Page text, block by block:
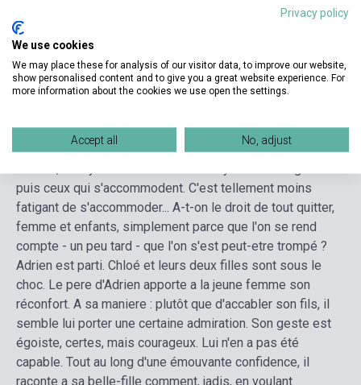
Detailed description Related links Reviews
On biaise, on s'arrange, on a notre petite lâcheté dans les
pattes comme un animal familier. On la caresse, on la
puis ceux qui s'accommodent. C'est tellement moins
fatigant de s'accommoder... A-t-on le droit de tout quitter,
femme et enfants, simplement parce que l'on se rend
compte - un peu tard - que l'on s'est peut-etre trompé ?
Adrien est parti. Chloé et leurs deux filles sont sous le
choc. Le pere d'Adrien apporte a la jeune femme son
réconfort. A sa maniere : plutôt que d'accabler son fils, il
semble lui porter une certaine admiration. Son geste est
égoiste, certes, mais courageux. Lui n'en a pas été
capable. Tout au long d'une émouvante confidence, il
raconte a sa belle-fille comment, jadis, en voulant
Privacy policy
We use cookies
We may place these for analysis of our visitor data, to improve our website,
show personalised content and to give you a great website experience. For
more information about the cookies we use open the settings.
Accept all No, adjust